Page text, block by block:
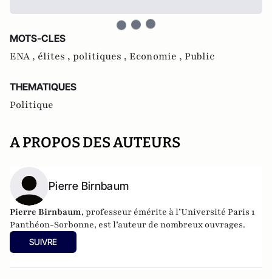
MOTS-CLES
ENA , élites , politiques , Economie , Public
THEMATIQUES
Politique
A PROPOS DES AUTEURS
Pierre Birnbaum
Pierre Birnbaum, professeur émérite à l’Université Paris 1
Panthéon-Sorbonne, est l’auteur de nombreux ouvrages.
SUIVRE